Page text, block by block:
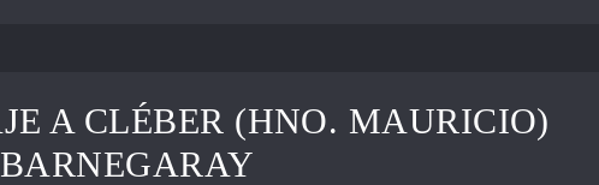
A CLÉBER (HNO. MAURICIO)